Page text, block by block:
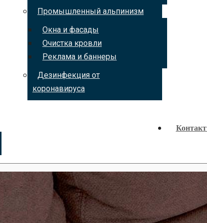
Промышленный альпинизм
Окна и фасады
Очистка кровли
Реклама и баннеры
Дезинфекция от
коронавируса